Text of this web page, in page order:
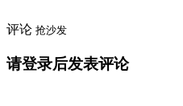
评论 抢沙发
请登录后发表评论